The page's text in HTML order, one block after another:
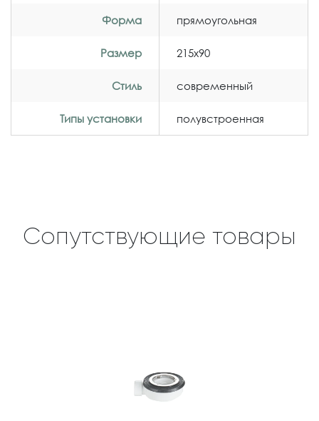
Форма прямоугольная
Размер 215x90
Стиль современный
Типы установки полувстроенная
Сопутствующие товары